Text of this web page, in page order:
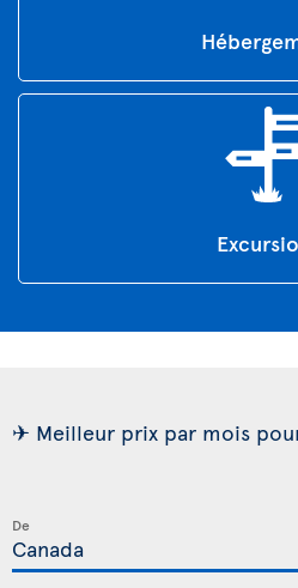
✈ Meilleur prix par mois
De